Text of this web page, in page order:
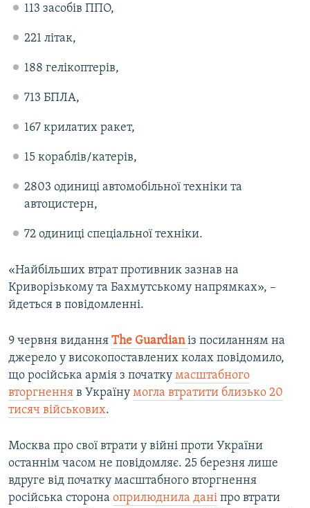
113 засобів ППО,
221 літак,
188 гелікоптерів,
713 БПЛА,
167 крилатих ракет,
15 кораблів/катерів,
2803 одиниці автомобільної техніки та
автоцистерн,
72 одиниці спеціальної техніки.
«Найбільших втрат противник зазнав на
Криворізькому та Бахмутському напрямках», –
йдеться в повідомленні.
9 червня видання The Guardian із посиланням на
джерело у високопоставлених колах повідомило,
що російська армія з початку масштабного
вторгнення в Україну могла втратити близько 20
тисяч військових.
Москва про свої втрати у війні проти України
останнім часом не повідомляє. 25 березня лише
вдруге від початку масштабного вторгнення
російська сторона оприлюднила дані про втрати